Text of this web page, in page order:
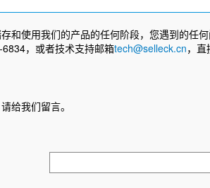
和使用我们的产品的任何阶段，您遇到的任
，或者技术支持邮箱tech@selleck.cn，
给我们留言。